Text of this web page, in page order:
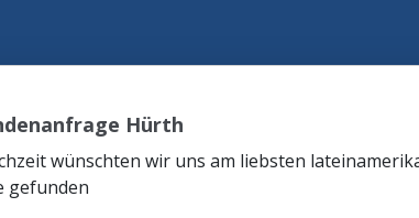
Hürth
wünschten wir uns am liebsten
gefunden